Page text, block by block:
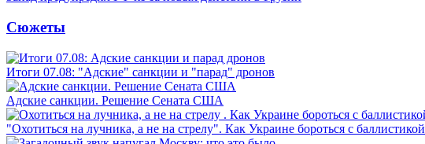
Сюжеты
Итоги 07.08: "Адские" санкции и "парад" дронов
Адские санкции. Решение Сената США
"Охотиться на лучника, а не на стрелу". Как Украине бороться с баллистикой